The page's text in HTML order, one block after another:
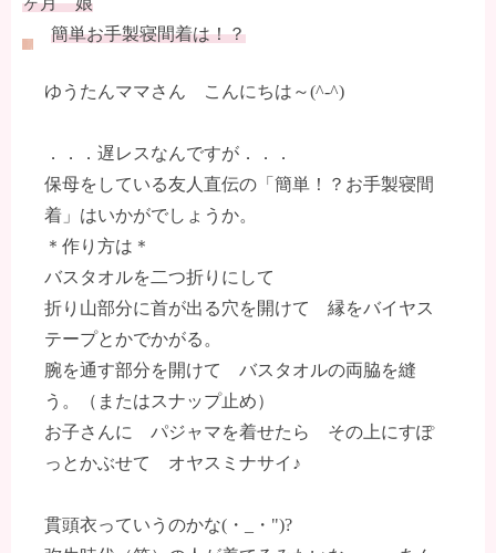
簡単お手製寝間着は！？
ゆうたんママさん こんにちは～(^-^)
．．．遅レスなんですが．．．
保母をしている友人直伝の「簡単！？お手製寝間
着」はいかがでしょうか。
＊作り方は＊
バスタオルを二つ折りにして
折り山部分に首が出る穴を開けて 縁をバイヤス
テープとかでかがる。
腕を通す部分を開けて バスタオルの両脇を縫
う。（またはスナップ止め）
お子さんに パジャマを着せたら その上にすぽ
っとかぶせて オヤスミナサイ♪
貫頭衣っていうのかな(・_・")?